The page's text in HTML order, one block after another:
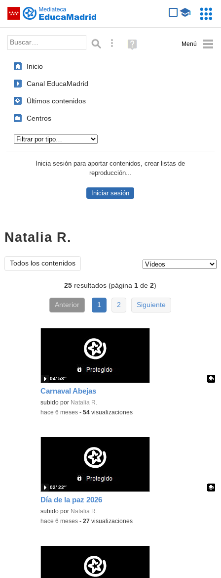
Saltar navegación
Palabra o frase: Búsqueda avanzada
Ayuda
(en
Inicio
Canal EducaMadrid
Últimos contenidos
Centros
Inicia sesión para aportar contenidos, crear listas de
reproducción...
Iniciar sesión
Natalia R.
Todos los contenidos
25 resultados (página1 de2)
Anterior 1 2 Siguiente
Carnaval Abejas
Contenido educativo.
subido por Natalia R.
04′ 53″
-hace 6 meses -54 visualizaciones
Día de la paz 2026
Contenido educativo.
subido por Natalia R.
02′ 22″
-hace 6 meses -27 visualizaciones